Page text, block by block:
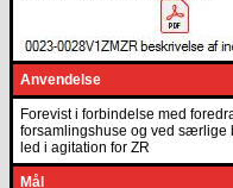
Anvendelse
Forevist i forbindelse med
forsamlingshuse og ved særlige
led i agitation for ZR
Mål